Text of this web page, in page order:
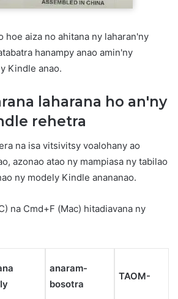
hoe aiza no ahitana ny laharan'ny
hanampy anao amin'ny
Kindle anao.
laharana ho an'ny
rehetra
na isa vitsivitsy voalohany ao
azonao atao ny mampiasa ny tabilao
ny modely Kindle anananao.
na Cmd+F (Mac) hitadiavana ny
anaram-
bosotra
TAOM-